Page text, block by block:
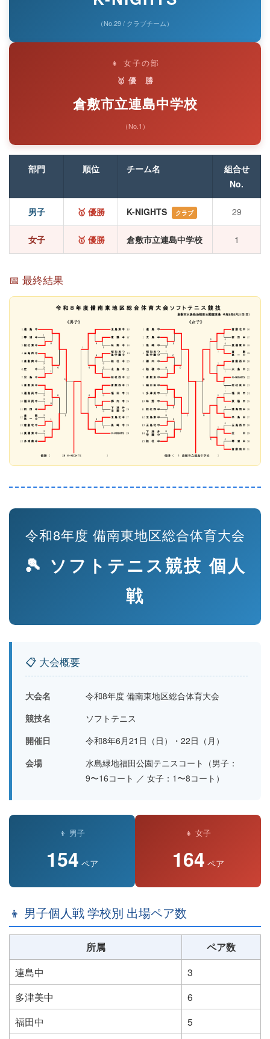
（No.29 / クラブチーム）
👧 女子の部
🥇 優 勝
倉敷市立連島中学校
（No.1）
部門 順位 チーム名
組合せ
No.
男子 🥇 優勝 K-NIGHTS クラブ 29
女子 🥇 優勝 倉敷市立連島中学校 1
📅 最終結果
令和8年度 備南東地区総合体育大会
🎾 ソフトテニス競技 個人
戦
📋 大会概要
大会名
令和8年度 備南東地区総合体育大会
競技名
ソフトテニス
開催日
令和8年6月21日（日）・22日（月）
会場
水島緑地福田公園テニスコート（男子：
9〜16コート ／ 女子：1〜8コート）
👦 男子
154 ペア
👧 女子
164 ペア
👦 男子個人戦 学校別 出場ペア数
所属 ペア数
連島中
3
多津美中
6
福田中
5